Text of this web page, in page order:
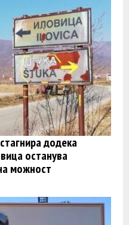
додека
останува
можност